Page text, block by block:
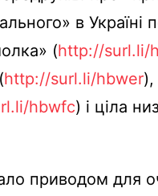
в Україні
(http://surl.li/
http://surl.li/hbwer),
hbwfc) і ціла
приводом для